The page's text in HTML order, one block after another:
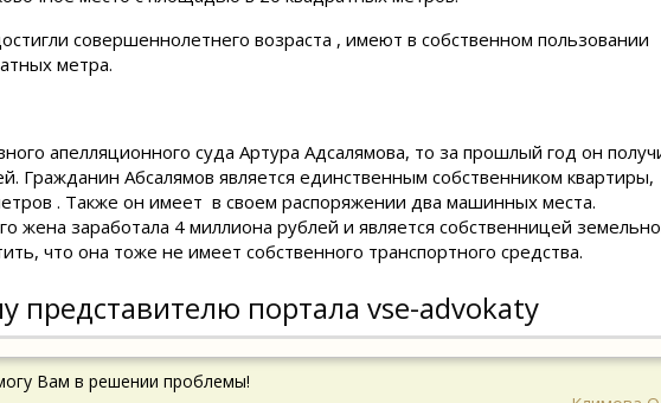
совершеннолетнего возраста , имеют в собственном пользовании
метра.
апелляционного суда Артура Адсалямова, то за прошлый год он
Гражданин Абсалямов является единственным собственником квартиры,
. Также он имеет в своем распоряжении два машинных места.
жена заработала 4 миллиона рублей и является собственницей
что она тоже не имеет собственного транспортного средства.
представителю портала vse-advokaty
Вам в решении проблемы!